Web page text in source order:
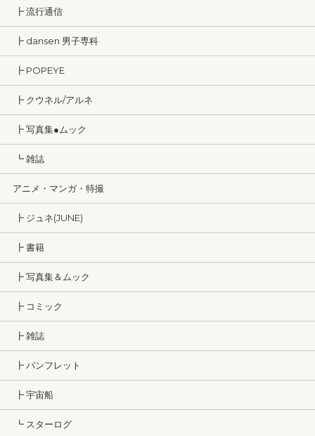
┣ 流行通信
┣ dansen 男子専科
┣ POPEYE
┣ クウネル/アルネ
┣ 写真集●ムック
┗ 雑誌
アニメ・マンガ・特撮
┣ ジュネ(JUNE)
┣ 書籍
┣ 写真集＆ムック
┣ コミック
┣ 雑誌
┣ パンフレット
┣ 宇宙船
┗ スターログ